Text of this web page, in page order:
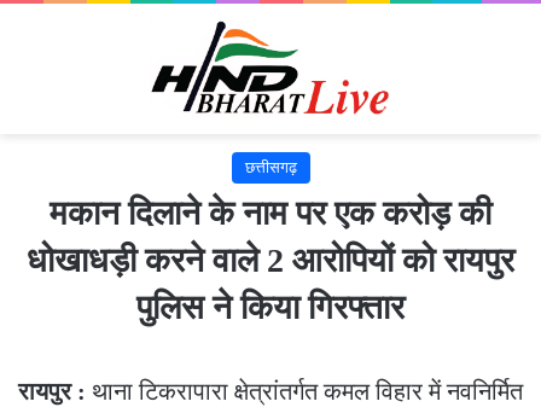
छत्तीसगढ़
मकान दिलाने के नाम पर एक करोड़ की
धोखाधड़ी करने वाले 2 आरोपियों को रायपुर
पुलिस ने किया गिरफ्तार
रायपुर : थाना टिकरापारा क्षेत्रांतर्गत कमल विहार में नवनिर्मित